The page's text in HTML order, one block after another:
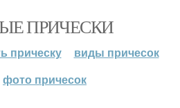
ПРИЧЕСКИ
прическу
виды причесок
фото причесок